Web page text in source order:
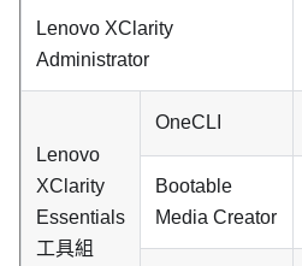
Lenovo XClarity
Administrator
Lenovo
XClarity
Essentials
工具組
OneCLI
Bootable
Media Creator